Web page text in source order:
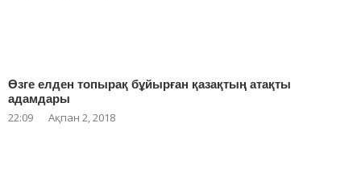
Өзге елден топырақ бұйырған қазақтың атақты
адамдары
22:09 Ақпан 2, 2018